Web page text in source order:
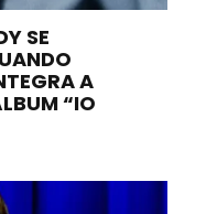
SE
A
“IO